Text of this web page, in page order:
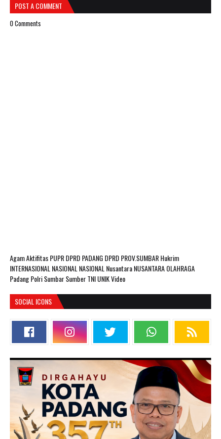
POST A COMMENT
0 Comments
AgamAktifitas PUPRDPRD PADANG DPRD PROV.SUMBARHukrim
INTERNASIONAL NASIONAL NASIONAL NusantaraNUSANTARAOLAHRAGA
PadangPolriSumbarSumberTNIUNIKVideo
SOCIAL ICONS